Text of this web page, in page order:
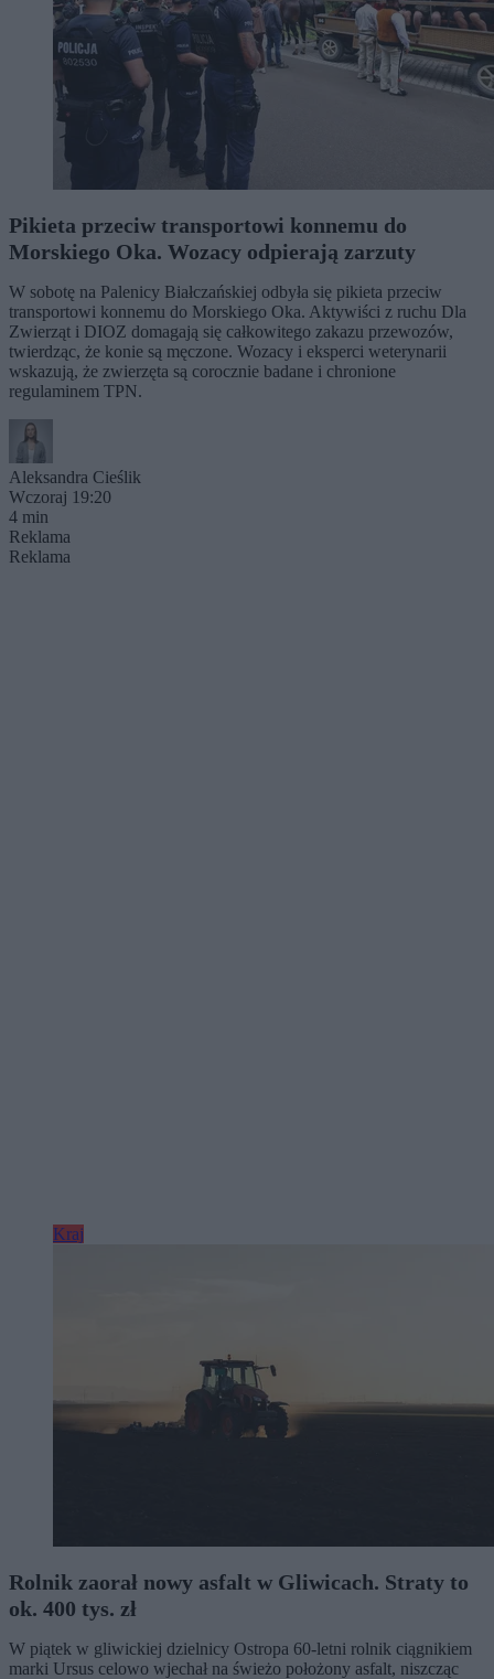
Pikieta przeciw transportowi konnemu do
Morskiego Oka. Wozacy odpierają zarzuty
W sobotę na Palenicy Białczańskiej odbyła się pikieta przeciw
transportowi konnemu do Morskiego Oka. Aktywiści z ruchu Dla
Zwierząt i DIOZ domagają się całkowitego zakazu przewozów,
twierdząc, że konie są męczone. Wozacy i eksperci weterynarii
wskazują, że zwierzęta są corocznie badane i chronione
regulaminem TPN.
Aleksandra Cieślik
Wczoraj 19:20
4 min
Reklama
Reklama
Kraj
Rolnik zaorał nowy asfalt w Gliwicach. Straty to
ok. 400 tys. zł
W piątek w gliwickiej dzielnicy Ostropa 60-letni rolnik ciągnikiem
marki Ursus celowo wjechał na świeżo położony asfalt, niszcząc